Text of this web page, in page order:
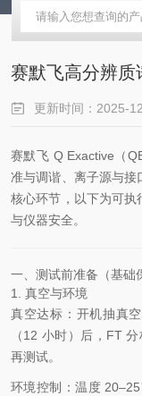
赛默飞高分辨质
更新时间：2025-
赛默飞 Q Exactive（
准与调谐、离子源与接
核心环节，以下为可执
与仪器安全。
一、测试前准备（基础
1. 真空与环境
真空达标：开机抽真
（12 小时）后，FT
再测试。
环境控制：温度